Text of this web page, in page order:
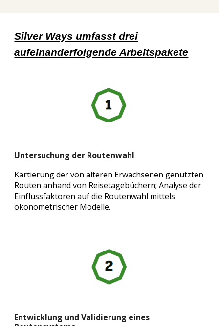
Silver Ways umfasst drei
aufeinanderfolgende Arbeitspakete
Untersuchung der Routenwahl
Kartierung der von älteren Erwachsenen genutzten
Routen anhand von Reisetagebüchern; Analyse der
Einflussfaktoren auf die Routenwahl mittels
ökonometrischer Modelle.
Entwicklung und Validierung eines